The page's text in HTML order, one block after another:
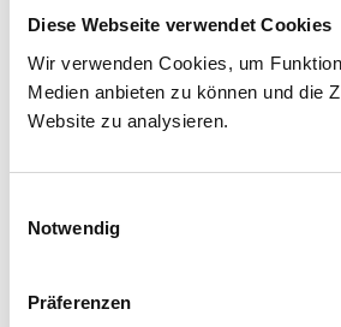
Diese Webseite verwendet Cookies
Wir verwenden Cookies, um
Medien anbieten zu können und die
Website zu analysieren.
Notwendig
Präferenzen
Projekt oder ein Vorhaben? Hier
direkt über unsere
Stiftungsdatenbank
Suche bitte die Groß- und
beachten.
können durch die Wahl von